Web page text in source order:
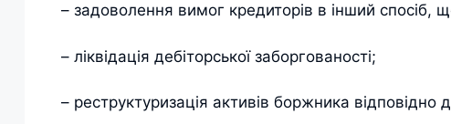
– задоволення вимог кредиторів в інший спосіб,
– ліквідація дебіторської заборгованості;
– реструктуризація активів боржника відповідно